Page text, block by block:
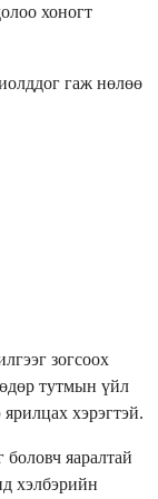
хоногт
гаж нөлөө
зогсоох
тутмын үйл
хэрэгтэй.
яаралтай
хэлбэрийн